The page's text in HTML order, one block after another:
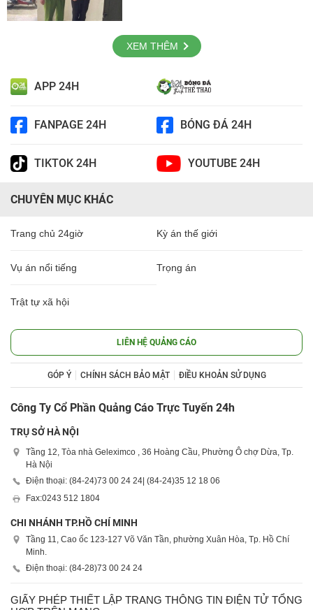
XEM THÊM
APP 24H
FANPAGE 24H BÓNG ĐÁ 24H
TIKTOK 24H YOUTUBE 24H
CHUYÊN MỤC KHÁC
Trang chủ 24giờ Kỳ án thế giới
Vụ án nổi tiếng Trọng án
Trật tự xã hội
LIÊN HỆ QUẢNG CÁO
GÓP Ý CHÍNH SÁCH BẢO MẬT ĐIỀU KHOẢN SỬ DỤNG
Công Ty Cổ Phần Quảng Cáo Trực Tuyến 24h
TRỤ SỞ HÀ NỘI
Tầng 12, Tòa nhà Geleximco , 36 Hoàng Cầu, Phường Ô chợ Dừa, Tp.
Hà Nội
Điện thoại: (84-24)73 00 24 24| (84-24)35 12 18 06
Fax:0243 512 1804
CHI NHÁNH TP.HỒ CHÍ MINH
Tầng 11, Cao ốc 123-127 Võ Văn Tần, phường Xuân Hòa, Tp. Hồ Chí
Minh.
Điện thoại: (84-28)73 00 24 24
GIẤY PHÉP THIẾT LẬP TRANG THÔNG TIN ĐIỆN TỬ TỔNG